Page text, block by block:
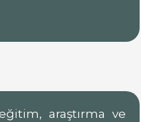
araştırma ve